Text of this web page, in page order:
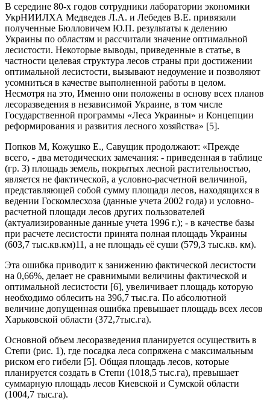
В середине 80-х годов сотрудники лаборатории экономики
УкрНИИЛХА Медведев Л.А. и Лебедев В.Е. привязали
полученные Бюлловичем Ю.П. результаты к делению
Украины по областям и рассчитали значение оптимальной
лесистости. Некоторые выводы, приведенные в статье, в
частности целевая структура лесов страны при достижении
оптимальной лесистости, вызывают недоумение и позволяют
усомниться в качестве выполненной работы в целом.
Несмотря на это, Именно они положены в основу всех планов
лесоразведения в независимой Украине, в том числе
Государственной программы «Леса Украины» и Концепции
реформирования и развития лесного хозяйства» [5].
Попков М, Кожушко Е., Савущик продолжают: «Прежде
всего, - два методических замечания: - приведенная в таблице
(гр. 3) площадь земель, покрытых лесной растительностью,
является не фактической, а условно-расчетной величиной,
представляющей собой сумму площади лесов, находящихся в
ведении Госкомлесхоза (данные учета 2002 года) и условно-
расчетной площади лесов других пользователей
(актуализированные данные учета 1996 г.); - в качестве базы
при расчете лесистости принята полная площадь Украины
(603,7 тыс.кв.км)11, а не площадь её суши (579,3 тыс.кв. км).
Эта ошибка приводит к занижению фактической лесистости
на 0,66%, делает не сравнимыми величины фактической и
оптимальной лесистости [6], увеличивает площадь которую
необходимо облесить на 396,7 тыс.га. По абсолютной
величине допущенная ошибка превышает площадь всех лесов
Харьковской области (372,7тыс.га).
Основной объем лесоразведения планируется осуществить в
Степи (рис. 1), где посадка леса сопряжена с максимальным
риском его гибели [5]. Общая площадь лесов, которые
планируется создать в Степи (1018,5 тыс.га), превышает
суммарную площадь лесов Киевской и Сумской области
(1004,7 тыс.га).